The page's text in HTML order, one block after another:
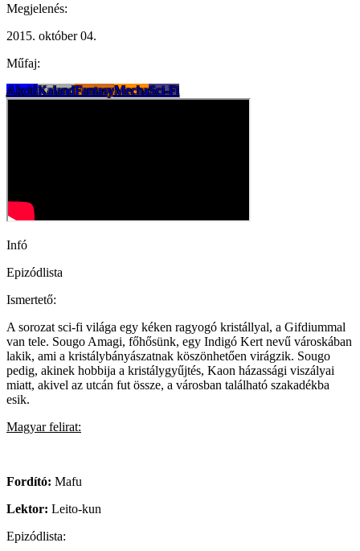
Megjelenés:
2015. október 04.
Műfaj:
AkcióKalandFantasyMechaSci-Fi
Infó
Epizódlista
Ismertető:
A sorozat sci-fi világa egy kéken ragyogó kristállyal, a Gifdiummal
van tele. Sougo Amagi, főhősünk, egy Indigó Kert nevű városkában
lakik, ami a kristálybányászatnak köszönhetően virágzik. Sougo
pedig, akinek hobbija a kristálygyűjtés, Kaon házassági viszályai
miatt, akivel az utcán fut össze, a városban található szakadékba
esik.
Magyar felirat:
Fordító: Mafu
Lektor: Leito-kun
Epizódlista: